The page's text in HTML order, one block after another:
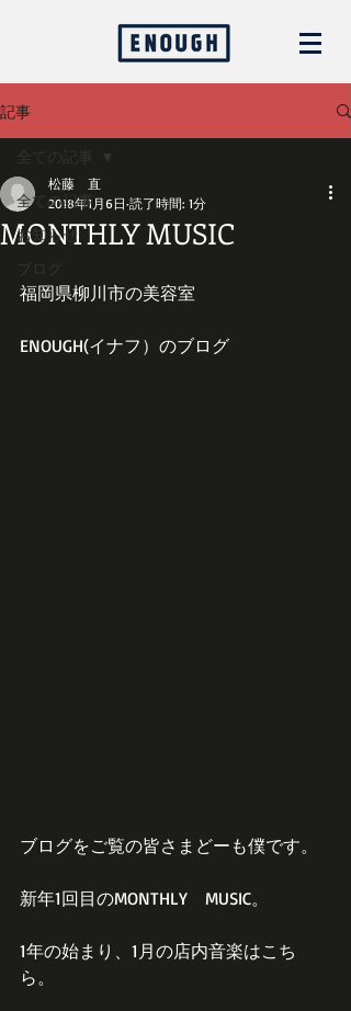
記事
全ての記事
お知らせ
ブログ
全ての記事
MONTHLY MUSIC
松藤 直
2018年1月6日 読了時間: 1分
福岡県柳川市の美容室
ENOUGH(イナフ）のブログ
ブログをご覧の皆さまどーも僕です。
新年1回目のMONTHLY　MUSIC。
1年の始まり、1月の店内音楽はこち
ら。